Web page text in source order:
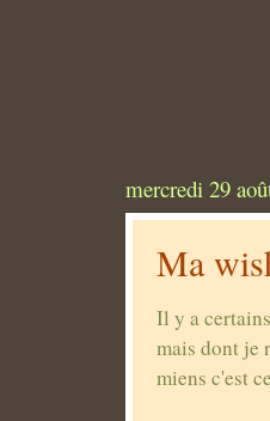
mercredi 29
Ma
Il y a
mais dont je
miens c'est